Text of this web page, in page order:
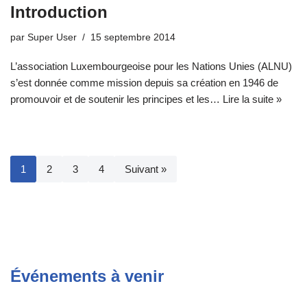
Introduction
par Super User 15 septembre 2014
L’association Luxembourgeoise pour les Nations Unies (ALNU)
s’est donnée comme mission depuis sa création en 1946 de
promouvoir et de soutenir les principes et les… Lire la suite »
1 2 3 4 Suivant »
Événements à venir